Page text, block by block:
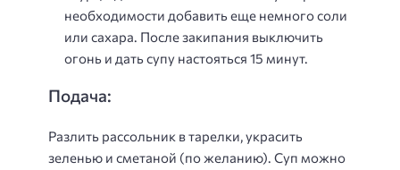
необходимости добавить еще немного соли
или сахара. После закипания выключить
огонь и дать супу настояться 15 минут.
Подача:
Разлить рассольник в тарелки, украсить
зеленью и сметаной (по желанию). Суп можно